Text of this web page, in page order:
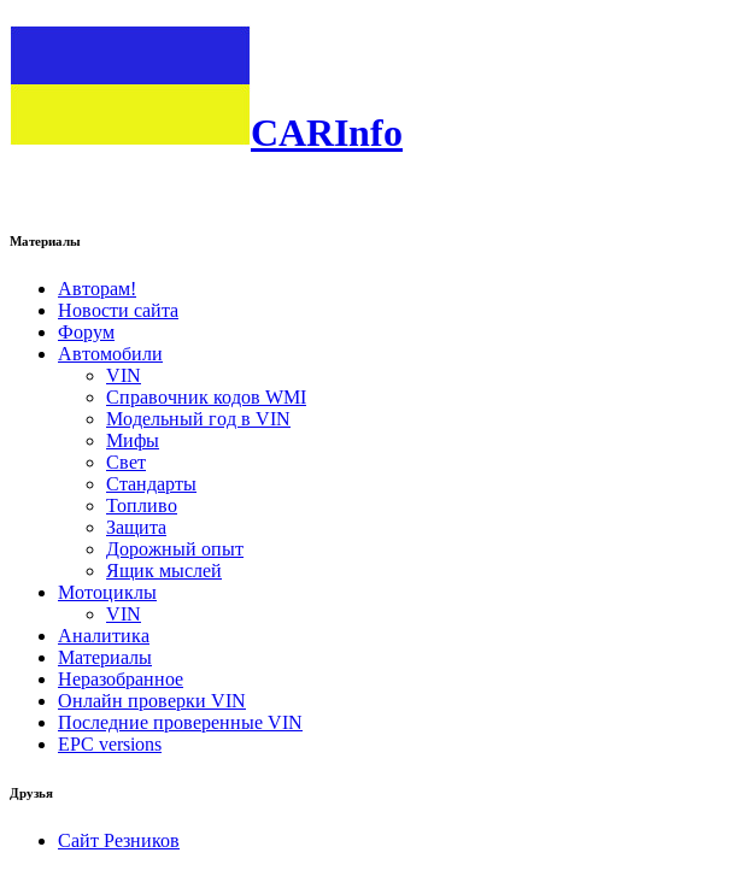
CARInfo
Материалы
Авторам!
Новости сайта
Форум
Автомобили
VIN
Справочник кодов WMI
Модельный год в VIN
Мифы
Свет
Стандарты
Топливо
Защита
Дорожный опыт
Ящик мыслей
Мотоциклы
VIN
Аналитика
Материалы
Неразобранное
Онлайн проверки VIN
Последние проверенные VIN
EPC versions
Друзья
Сайт Резников